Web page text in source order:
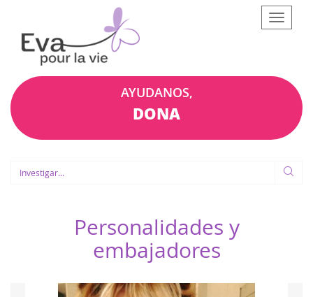
Afficher
le
AYUDANOS,
DONA
Personalidades y
embajadores